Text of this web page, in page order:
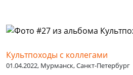
Культпоходы с коллегами
01.04.2022, Мурманск, Санкт-Петербург